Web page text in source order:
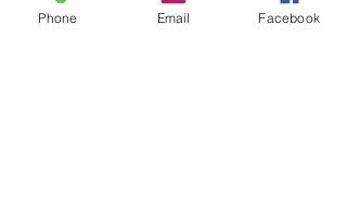
Phone Email Facebook